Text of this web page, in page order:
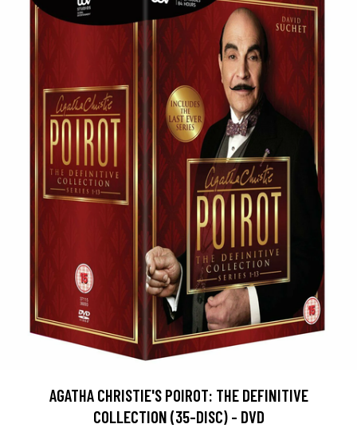
AGATHA CHRISTIE'S POIROT: THE DEFINITIVE
COLLECTION (35-DISC) - DVD